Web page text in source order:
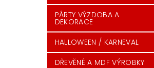
PÁRTY VÝZDOBA A
DEKORACE
HALLOWEEN / KARNEVAL
DŘEVĚNÉ A MDF VÝROBKY